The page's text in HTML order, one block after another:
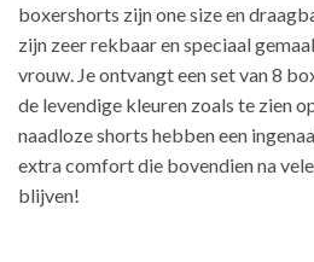
boxershorts zijn one size en
zijn zeer rekbaar en speciaal
vrouw. Je ontvangt een set van 8
de levendige kleuren zoals te zien
naadloze shorts hebben een
extra comfort die bovendien na
blijven!